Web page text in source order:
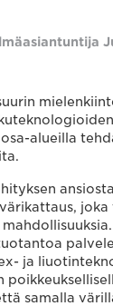
alueilla
ja
samalla